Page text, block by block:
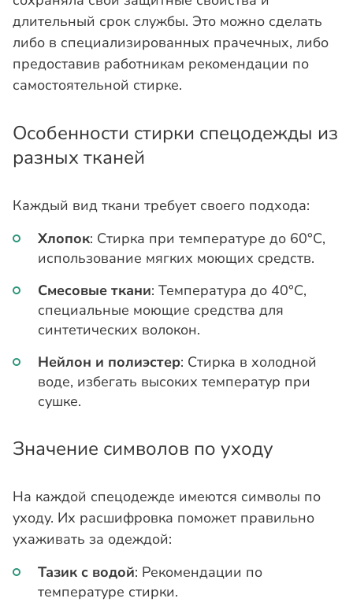
длительный срок службы. Это можно сделать
либо в специализированных прачечных, либо
предоставив работникам рекомендации по
самостоятельной стирке.
Особенности стирки спецодежды из
разных тканей
Каждый вид ткани требует своего подхода:
Хлопок: Стирка при температуре до 60°C,
использование мягких моющих средств.
Смесовые ткани: Температура до 40°C,
специальные моющие средства для
синтетических волокон.
Нейлон и полиэстер: Стирка в холодной
воде, избегать высоких температур при
сушке.
Значение символов по уходу
На каждой спецодежде имеются символы по
уходу. Их расшифровка поможет правильно
ухаживать за одеждой:
Тазик с водой: Рекомендации по
температуре стирки.